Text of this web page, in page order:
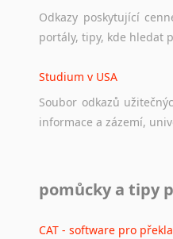
Odkazy poskytující
portály, tipy, kde hledat
Studium v USA
Soubor odkazů
informace a zázemí,
Odkazy poskytující
pomůcky a tipy
CAT - software pro